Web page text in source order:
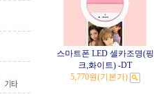
스마트폰 LED 셀카조명(핑
크,화이트) -DT
5,770원(기본가)